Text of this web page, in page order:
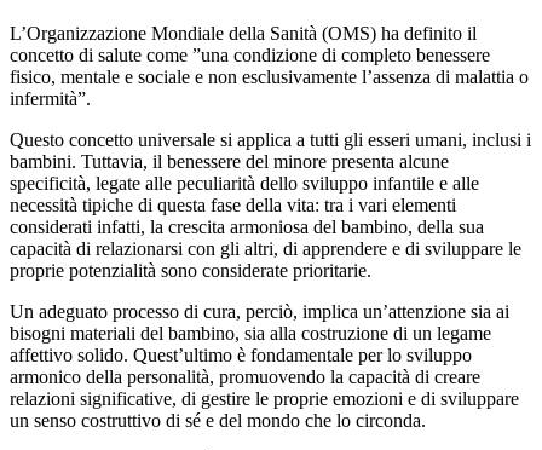
L’Organizzazione Mondiale della Sanità (OMS) ha definito il
concetto di salute come ”una condizione di completo benessere
fisico, mentale e sociale e non esclusivamente l’assenza di malattia o
infermità”.
Questo concetto universale si applica a tutti gli esseri umani, inclusi i
bambini. Tuttavia, il benessere del minore presenta alcune
specificità, legate alle peculiarità dello sviluppo infantile e alle
necessità tipiche di questa fase della vita: tra i vari elementi
considerati infatti, la crescita armoniosa del bambino, della sua
capacità di relazionarsi con gli altri, di apprendere e di sviluppare le
proprie potenzialità sono considerate prioritarie.
Un adeguato processo di cura, perciò, implica un’attenzione sia ai
bisogni materiali del bambino, sia alla costruzione di un legame
affettivo solido. Quest’ultimo è fondamentale per lo sviluppo
armonico della personalità, promuovendo la capacità di creare
relazioni significative, di gestire le proprie emozioni e di sviluppare
un senso costruttivo di sé e del mondo che lo circonda.